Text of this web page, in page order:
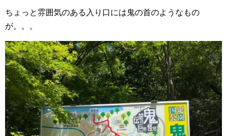
ちょっと雰囲気のある入り口には鬼の首のようなもの
が。。。